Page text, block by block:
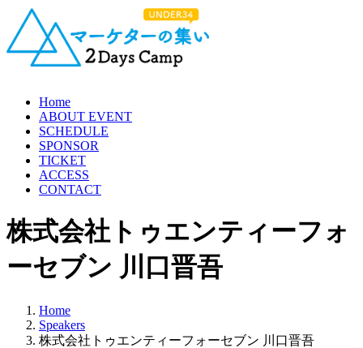
Home
ABOUT EVENT
SCHEDULE
SPONSOR
TICKET
ACCESS
CONTACT
株式会社トゥエンティーフォ
ーセブン 川口晋吾
Home
Speakers
株式会社トゥエンティーフォーセブン 川口晋吾